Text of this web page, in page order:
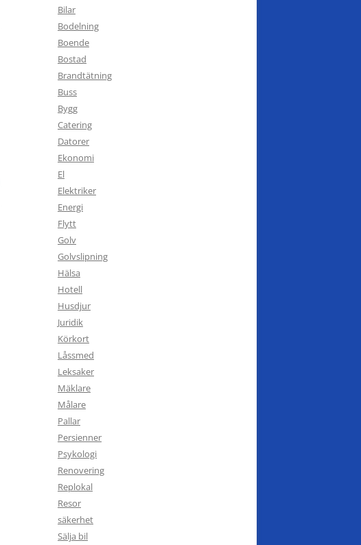
Bilar
Bodelning
Boende
Bostad
Brandtätning
Buss
Bygg
Catering
Datorer
Ekonomi
El
Elektriker
Energi
Flytt
Golv
Golvslipning
Hälsa
Hotell
Husdjur
Juridik
Körkort
Låssmed
Leksaker
Mäklare
Målare
Pallar
Persienner
Psykologi
Renovering
Replokal
Resor
säkerhet
Sälja bil